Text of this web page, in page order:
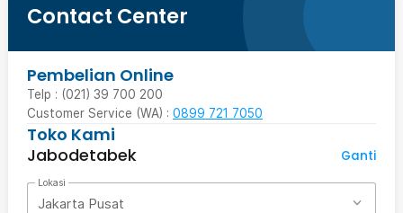
Contact Center
Pembelian Online
Telp : (021) 39 700 200
Customer Service (WA) : 0899 721 7050
Toko Kami
Jabodetabek
Ganti
Lokasi
Jakarta Pusat